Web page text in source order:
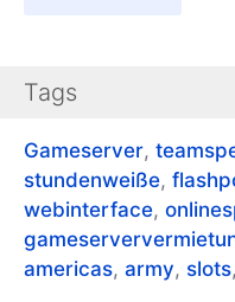
Tags
Gameserver,
stundenweiße,
webinterface,
americas, army, slots,